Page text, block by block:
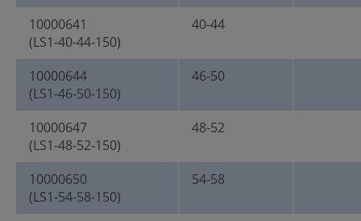
10000641
(LS1-40-44-150)
40-44
10000644
(LS1-46-50-150)
46-50
10000647
(LS1-48-52-150)
48-52
10000650
(LS1-54-58-150)
54-58